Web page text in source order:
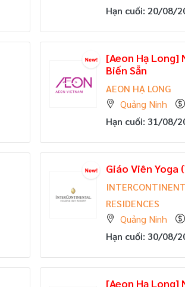
Hạn cuối: 20/08/
[Aeon Hạ Long]
Biến Sẵn
AEON HẠ LONG
Quảng Ninh
Hạn cuối: 31/08/
Giáo Viên Yoga
RESIDENCES
Quảng Ninh
Hạn cuối: 30/08/
[Aeon Hạ Long]